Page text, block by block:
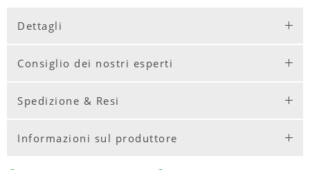
Dettagli
Consiglio dei nostri esperti
Spedizione & Resi
Informazioni sul produttore